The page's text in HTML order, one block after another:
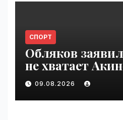
СПОРТ
Обляков
не хватает
VseTime.ru
09.08.2026